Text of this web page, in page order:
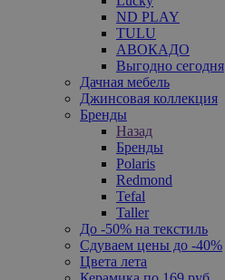
ND PLAY
TULU
АВОКАДО
Выгодно сегодня
Дачная мебель
Джинсовая коллекция
Бренды
Назад
Бренды
Polaris
Redmond
Tefal
Taller
До -50% на текстиль
Сдуваем цены до -40%
Цвета лета